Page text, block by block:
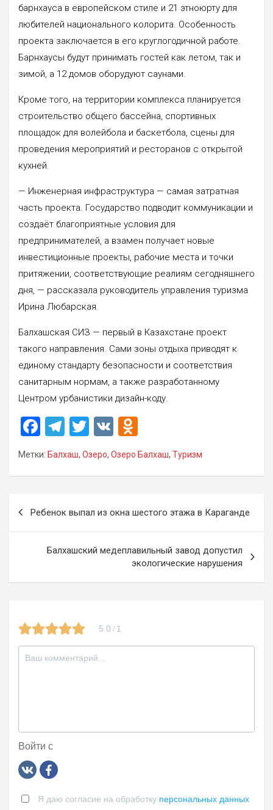
барнхауса в европейском стиле и 21 этноюрту для
любителей национального колорита. Особенность
проекта заключается в его круглогодичной работе.
Барнхаусы будут принимать гостей как летом, так и
зимой, а 12 домов оборудуют саунами.
Кроме того, на территории комплекса планируется
строительство общего бассейна, спортивных
площадок для волейбола и баскетбола, сцены для
проведения мероприятий и ресторанов с открытой
кухней.
— Инженерная инфраструктура — самая затратная
часть проекта. Государство подводит коммуникации и
создаёт благоприятные условия для
предпринимателей, а взамен получает новые
инвестиционные проекты, рабочие места и точки
притяжении, соответствующие реалиям сегодняшнего
дня, — рассказала руководитель управления туризма
Ирина Любарская.
Балхашская СИЗ — первый в Казахстане проект
такого направления. Сами зоны отдыха приводят к
единому стандарту безопасности и соответствия
санитарным нормам, а также разработанному
Центром урбанистики дизайн-коду.
F
a
ce
o
k
T
e
a
T
tt
V
K
d
n
kl
ss
ni
ki
Метки: Балхаш, Озеро, Озеро Балхаш, Туризм
Ребенок выпал из окна шестого этажа в Караганде
Балхашский медеплавильный завод допустил
экологические нарушения
5.0 / 1
Войти с
Я даю согласие на обработку персональных данных